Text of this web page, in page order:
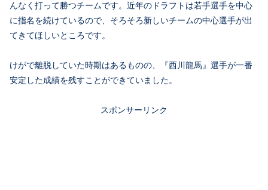
んなく打って勝つチームです。近年のドラフトは若手選手を中心
に指名を続けているので、そろそろ新しいチームの中心選手が出
てきてほしいところです。
けがで離脱していた時期はあるものの、『西川龍馬』選手が一番
安定した成績を残すことができていました。
スポンサーリンク